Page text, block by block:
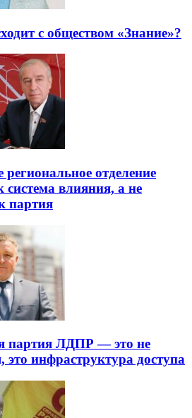
с обществом «Знание»?
региональное отделение
влияния, а не
партия
партия ЛДПР — это не
это инфраструктура доступа